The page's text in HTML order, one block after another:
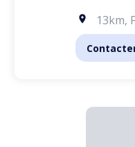
13km,